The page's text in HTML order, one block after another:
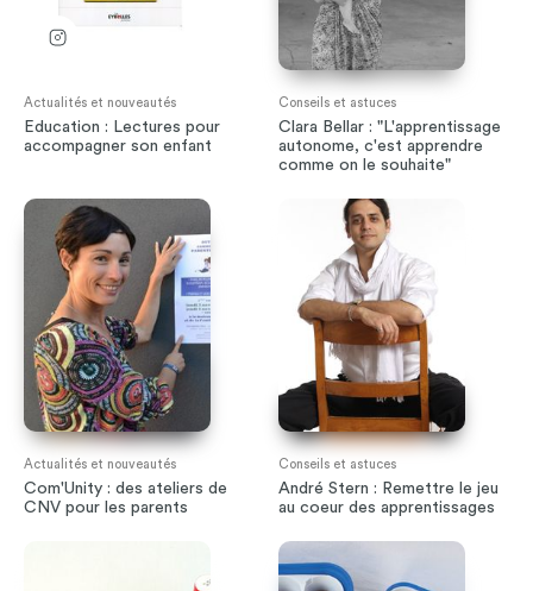
Actualités et nouveautés
Education : Lectures pour
accompagner son enfant
Conseils et astuces
Clara Bellar : "L'apprentissage
autonome, c'est apprendre
comme on le souhaite"
Actualités et nouveautés
Com'Unity : des ateliers de
CNV pour les parents
Conseils et astuces
André Stern : Remettre le jeu
au coeur des apprentissages